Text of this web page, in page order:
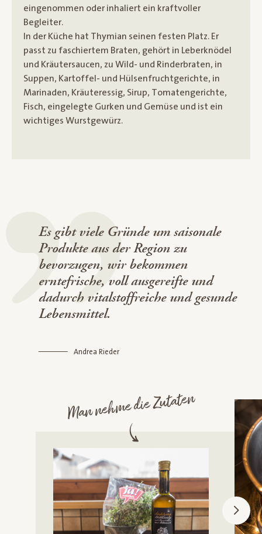
eingenommen oder inhaliert ein kraftvoller
Begleiter.
In der Küche hat Thymian seinen festen Platz. Er
passt zu faschiertem Braten, gehört in Leberknödel
und Kräutersaucen, zu Wild- und Rinderbraten, in
Suppen, Kartoffel- und Hülsenfruchtgerichte, in
Marinaden, Kräuteressig, Sirup, Tomatengerichte,
Fisch, eingelegte Gurken und Gemüse und ist ein
wichtiges Wurstgewürz.
Es gibt viele Gründe um saisonale
Produkte aus der Region zu
bevorzugen, wir bekommen
erntefrische, voll ausgereifte und
dadurch vitalstoffreiche und gesunde
Lebensmittel.
Andrea Rieder
Man nehme die Zutaten